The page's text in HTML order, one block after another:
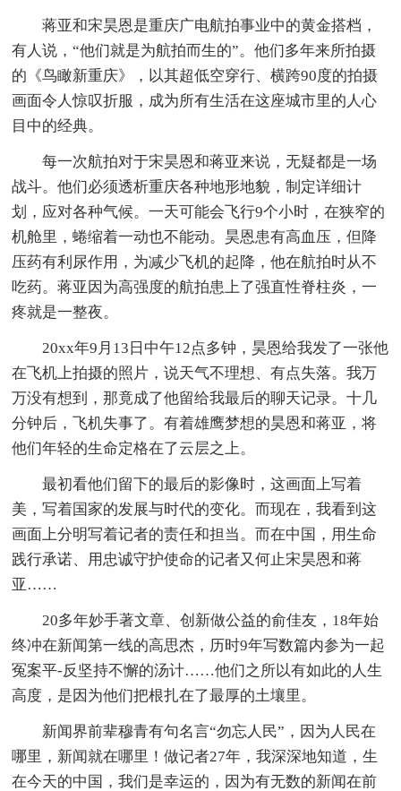
蒋亚和宋昊恩是重庆广电航拍事业中的黄金搭档，
有人说，“他们就是为航拍而生的”。他们多年来所拍摄
的《鸟瞰新重庆》，以其超低空穿行、横跨90度的拍摄
画面令人惊叹折服，成为所有生活在这座城市里的人心
目中的经典。
每一次航拍对于宋昊恩和蒋亚来说，无疑都是一场
战斗。他们必须透析重庆各种地形地貌，制定详细计
划，应对各种气候。一天可能会飞行9个小时，在狭窄的
机舱里，蜷缩着一动也不能动。昊恩患有高血压，但降
压药有利尿作用，为减少飞机的起降，他在航拍时从不
吃药。蒋亚因为高强度的航拍患上了强直性脊柱炎，一
疼就是一整夜。
20xx年9月13日中午12点多钟，昊恩给我发了一张他
在飞机上拍摄的照片，说天气不理想、有点失落。我万
万没有想到，那竟成了他留给我最后的聊天记录。十几
分钟后，飞机失事了。有着雄鹰梦想的昊恩和蒋亚，将
他们年轻的生命定格在了云层之上。
最初看他们留下的最后的影像时，这画面上写着
美，写着国家的发展与时代的变化。而现在，我看到这
画面上分明写着记者的责任和担当。而在中国，用生命
践行承诺、用忠诚守护使命的记者又何止宋昊恩和蒋
亚……
20多年妙手著文章、创新做公益的俞佳友，18年始
终冲在新闻第一线的高思杰，历时9年写数篇内参为一起
冤案平-反坚持不懈的汤计……他们之所以有如此的人生
高度，是因为他们把根扎在了最厚的土壤里。
新闻界前辈穆青有句名言“勿忘人民”，因为人民在
哪里，新闻就在哪里！做记者27年，我深深地知道，生
在今天的中国，我们是幸运的，因为有无数的新闻在前